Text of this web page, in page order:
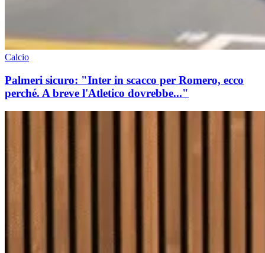
Calcio
Palmeri sicuro: "Inter in scacco per Romero, ecco
perché. A breve l'Atletico dovrebbe..."